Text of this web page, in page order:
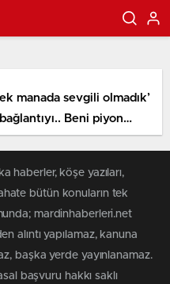
manada sevgili olmadık’
Beni piyon
haberler, köşe yazıları,
bütün konuların tek
mardinhaberleri.net
alıntı yapılamaz, kanuna
başka yerde yayınlanamaz.
başvuru hakkı saklı